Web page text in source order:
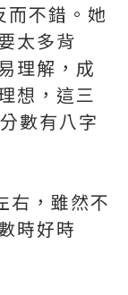
而不錯。她
太多背
理解，成
想，這三
數有八字
右，雖然不
時好時